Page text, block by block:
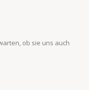
ob sie uns auch